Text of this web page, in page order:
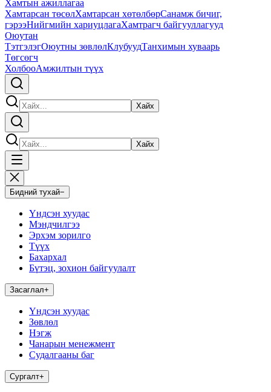
Хамтын ажиллагаа
Хамтарсан төсөлХамтарсан хөтөлбөрСанамж бичиг,
гэрээНийгмийн хариуцлагаХамтрагч байгууллагууд
Оюутан
ТэтгэлэгОюутны зөвлөлКлубуудТанхимын хуваарь
Төгсөгч
ХолбооАмжилтын түүх
Хайх
Хайх
Бидний тухай−
Үндсэн хуудас
Мэндчилгээ
Эрхэм зорилго
Түүх
Бахархал
Бүтэц, зохион байгуулалт
Засаглал+
Үндсэн хуудас
Зөвлөл
Нэгж
Чанарын менежмент
Судалгааны баг
Сургалт+